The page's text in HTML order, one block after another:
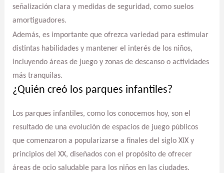
señalización clara y medidas de seguridad, como suelos
amortiguadores.
Además, es importante que ofrezca variedad para estimular
distintas habilidades y mantener el interés de los niños,
incluyendo áreas de juego y zonas de descanso o actividades
más tranquilas.
¿Quién creó los parques infantiles?
Los parques infantiles, como los conocemos hoy, son el
resultado de una evolución de espacios de juego públicos
que comenzaron a popularizarse a finales del siglo XIX y
principios del XX, diseñados con el propósito de ofrecer
áreas de ocio saludable para los niños en las ciudades.